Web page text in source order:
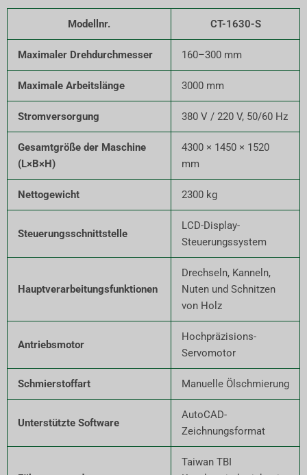
Modellnr. CT-1630-S
Maximaler Drehdurchmesser 160–300 mm
Maximale Arbeitslänge 3000 mm
Stromversorgung 380 V / 220 V, 50/60 Hz
Gesamtgröße der Maschine
(L×B×H)
4300 × 1450 × 1520
mm
Nettogewicht 2300 kg
Steuerungsschnittstelle
LCD-Display-
Steuerungssystem
Hauptverarbeitungsfunktionen
Drechseln, Kanneln,
Nuten und Schnitzen
von Holz
Antriebsmotor
Hochpräzisions-
Servomotor
Schmierstoffart Manuelle Ölschmierung
Unterstützte Software
AutoCAD-
Zeichnungsformat
Taiwan TBI